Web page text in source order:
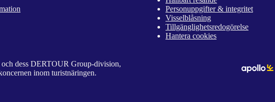
Personuppgifter & integritet
Visselblåsning
Tillgänglighetsredogörelse
Hantera cookies
dess DERTOUR Group-division,
inom turistnäringen.